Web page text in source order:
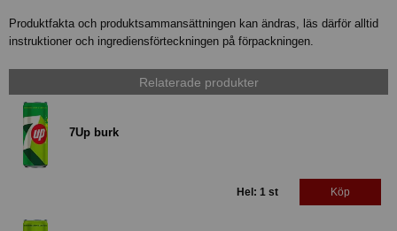
Produktfakta och produktsammansättningen kan ändras, läs därför alltid
instruktioner och ingrediensförteckningen på förpackningen.
Relaterade produkter
7Up burk
Hel: 1 st Köp